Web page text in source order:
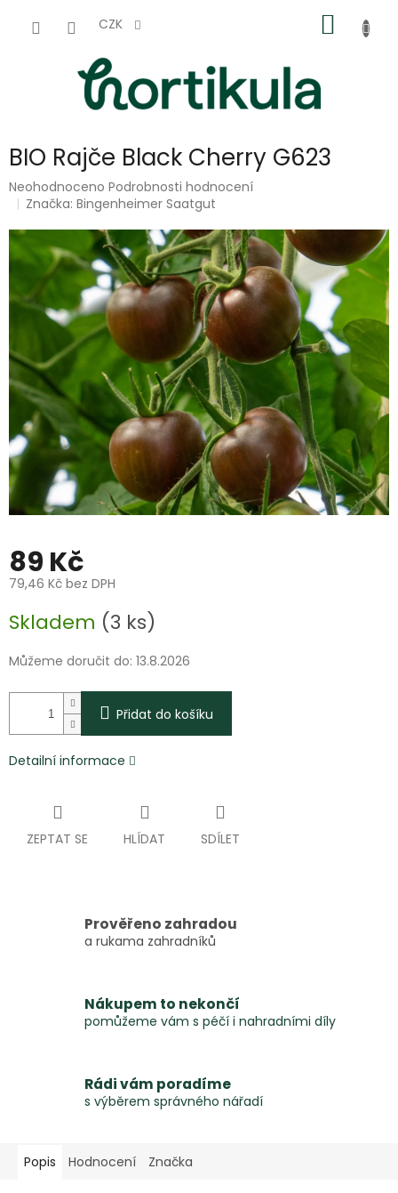
CZK
KOŠÍK
BIO Rajče Black Cherry G623
Průměrné
hodnocení
je
0,0
hvězdiček.
Neohodnoceno Podrobnosti hodnocení
Značka:Bingenheimer Saatgut
89 Kč
79,46 Kč bez DPH
cena:
Skladem (3 ks)
Můžeme doručit do: 13.8.2026
Přidat do košíku
Detailní informace
ZEPTAT SE HLÍDAT SDÍLET
Prověřeno zahradou
a rukama zahradníků
Nákupem to nekončí
pomůžeme vám s péčí i nahradními díly
Rádi vám poradíme
s výběrem správného nářadí
Popis Hodnocení Značka